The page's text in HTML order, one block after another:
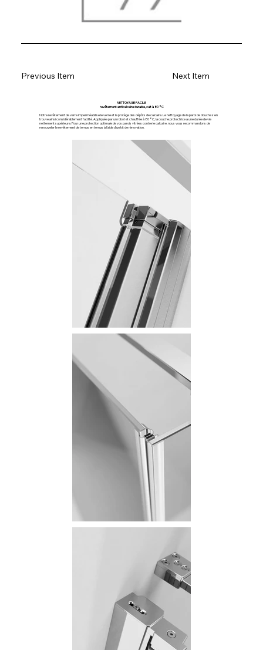
Next Item
Previous Item
NETTOYAGE FACILE
revêtement anticalcaire durable, cuit à 80 °C
Notre revêtement de verre imperméabilise le verre et le protège des dépôts de calcaire. Le nettoyage de la paroi de douche s'en
trouve ainsi considérablement facilité. Appliquée par un robot et chauffée à 80 °C, la couche protectrice a une durée de vie
nettement supérieure. Pour une protection optimale de vos parois vitrées contre le calcaire, nous vous recommandons de
renouveler le revêtement de temps en temps à l'aide d'un kit de rénovation.